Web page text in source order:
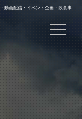
動画配信・イベント企画・飲食事
toggle